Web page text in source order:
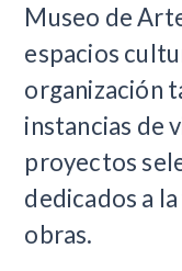
Museo de
espacios
organización
instancias de
proyectos
dedicados a
obras.